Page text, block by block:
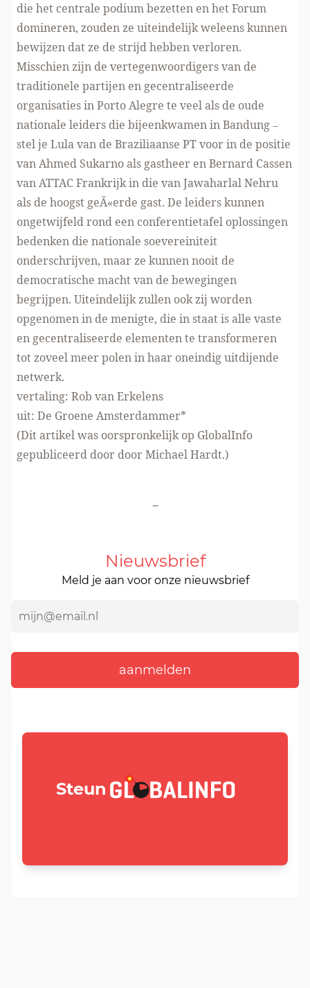
die het centrale podium bezetten en het Forum
domineren, zouden ze uiteindelijk weleens kunnen
bewijzen dat ze de strijd hebben verloren.
Misschien zijn de vertegenwoordigers van de
traditionele partijen en gecentraliseerde
organisaties in Porto Alegre te veel als de oude
nationale leiders die bijeenkwamen in Bandung –
stel je Lula van de Braziliaanse PT voor in de positie
van Ahmed Sukarno als gastheer en Bernard Cassen
van ATTAC Frankrijk in die van Jawaharlal Nehru
als de hoogst geÃ«erde gast. De leiders kunnen
ongetwijfeld rond een conferentietafel oplossingen
bedenken die nationale soevereiniteit
onderschrijven, maar ze kunnen nooit de
democratische macht van de bewegingen
begrijpen. Uiteindelijk zullen ook zij worden
opgenomen in de menigte, die in staat is alle vaste
en gecentraliseerde elementen te transformeren
tot zoveel meer polen in haar oneindig uitdijende
netwerk.
vertaling: Rob van Erkelens
uit: De Groene Amsterdammer*
(Dit artikel was oorspronkelijk op GlobalInfo
gepubliceerd door door Michael Hardt.)
-
Nieuwsbrief
Meld je aan voor onze nieuwsbrief
Steun GLOBALINFO.nl